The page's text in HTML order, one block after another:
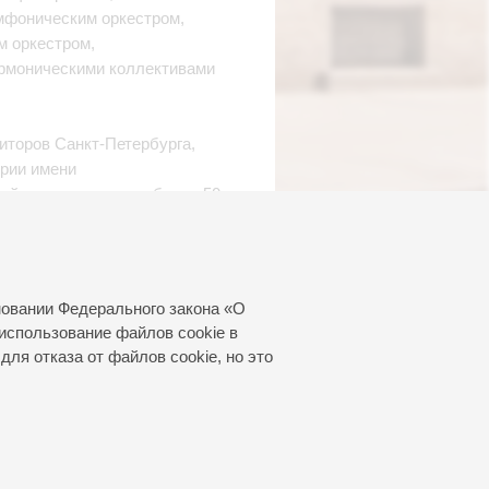
Федерального закона «О
файлов cookie в
отказа от файлов cookie, но это
оркестром,
оркестром,
коллективами
Санкт‑Петербурга,
имени
и эссе о музыке, более 50